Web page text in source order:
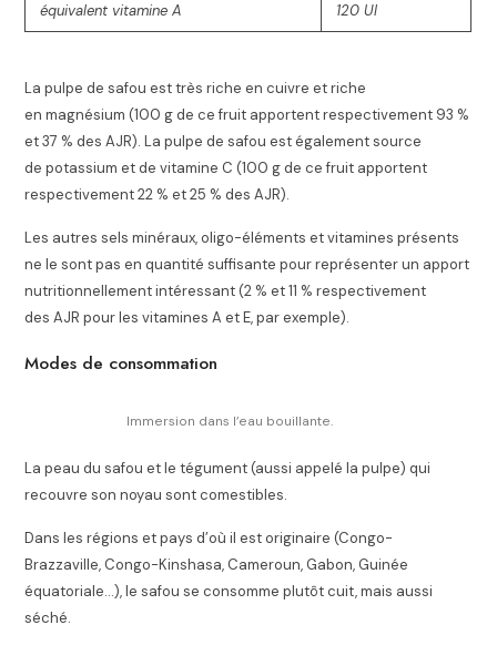
équivalent vitamine A 120 UI
La pulpe de safou est très riche en cuivre et riche
en magnésium (100 g de ce fruit apportent respectivement 93 %
et 37 % des AJR). La pulpe de safou est également source
de potassium et de vitamine C (100 g de ce fruit apportent
respectivement 22 % et 25 % des AJR).
Les autres sels minéraux, oligo-éléments et vitamines présents
ne le sont pas en quantité suffisante pour représenter un apport
nutritionnellement intéressant (2 % et 11 % respectivement
des AJR pour les vitamines A et E, par exemple).
Modes de consommation
Immersion dans l’eau bouillante.
La peau du safou et le tégument (aussi appelé lapulpe) qui
recouvre son noyau sont comestibles.
Dans les régions et pays d’où il est originaire (Congo-
Brazzaville, Congo-Kinshasa, Cameroun, Gabon, Guinée
équatoriale…), le safou se consomme plutôt cuit, mais aussi
séché.